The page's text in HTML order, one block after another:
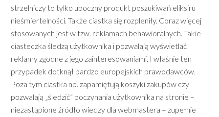
strzelniczy to tylko uboczny produkt poszukiwań eliksiru
nieśmiertelności. Także ciastka się rozpleniły. Coraz więcej
stosowanych jest w tzw. reklamach behawioralnych. Takie
ciasteczka śledzą użytkownika i pozwalają wyświetlać
reklamy zgodne z jego zainteresowaniami. I właśnie ten
przypadek dotknął bardzo europejskich prawodawców.
Poza tym ciastka np. zapamiętują koszyki zakupów czy
pozwalają „śledzić” poczynania użytkownika na stronie –
niezastąpione źródło wiedzy dla webmastera – zupełnie